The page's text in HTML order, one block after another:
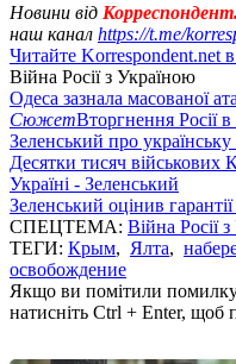
Новини від
наш канал https://t.me/
Читайте Korrespondent.net
Війна Росії з Україною
Одеса зазнала масованої
СюжетВторгнення Росії
Зеленський про
Десятки тисяч військових
Україні - Зеленський
Зеленський оцінив
СПЕЦТЕМА: Війна Росії
ТЕГИ: Крым, Ялта,
освобождение
Якщо ви помітили помилку,
натисніть Ctrl + Enter, щоб